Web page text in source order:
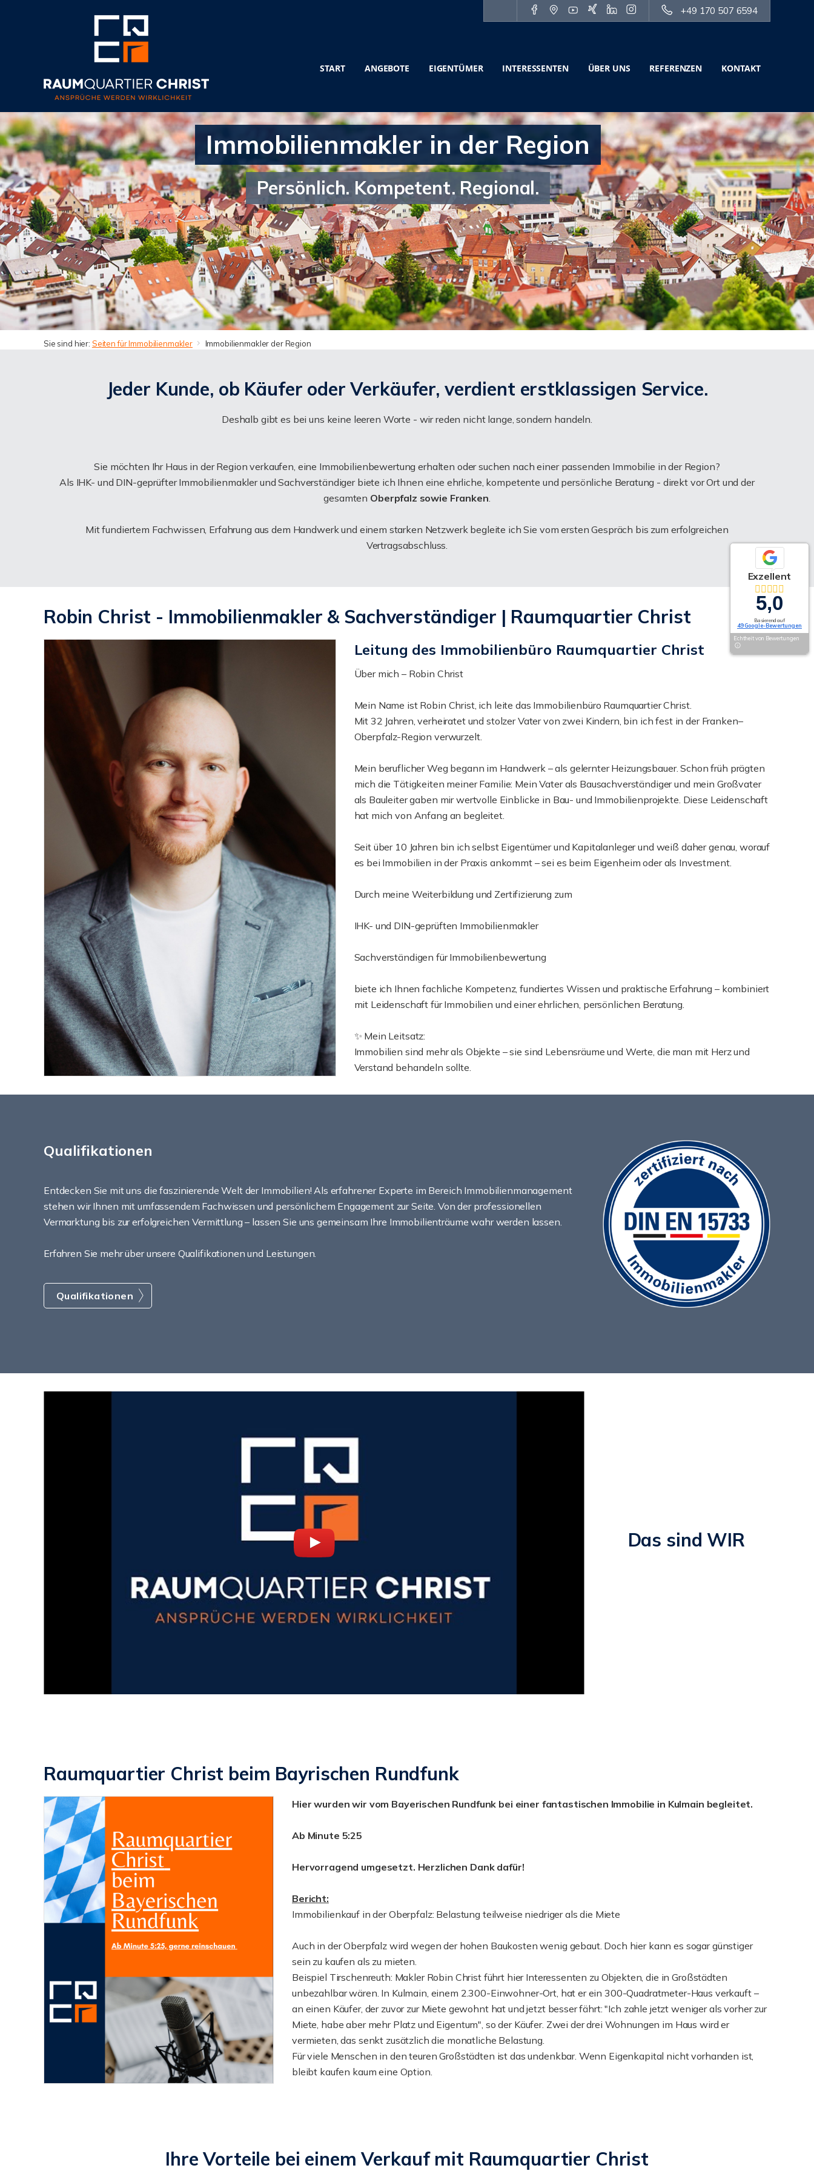
+49 170 507 6594
START ANGEBOTE EIGENTÜMER INTERESSENTEN ÜBER UNS REFERENZEN KONTAKT
Immobilienmakler in der Region
Persönlich. Kompetent. Regional.
Sie sind hier: Seiten für Immobilienmakler Immobilienmakler der Region
Jeder Kunde, ob Käufer oder Verkäufer, verdient erstklassigen Service.
Deshalb gibt es bei uns keine leeren Worte - wir reden nicht lange, sondern handeln.
Sie möchten Ihr Haus in der Region verkaufen, eine Immobilienbewertung erhalten oder suchen nach einer passenden Immobilie in der Region?
Als IHK- und DIN-geprüfter Immobilienmakler und Sachverständiger biete ich Ihnen eine ehrliche, kompetente und persönliche Beratung - direkt vor Ort und der
gesamten Oberpfalz sowie Franken.
Mit fundiertem Fachwissen, Erfahrung aus dem Handwerk und einem starken Netzwerk begleite ich Sie vom ersten Gespräch bis zum erfolgreichen
Vertragsabschluss.
Robin Christ - Immobilienmakler & Sachverständiger | Raumquartier Christ
Leitung des Immobilienbüro Raumquartier Christ
Über mich – Robin Christ
Mein Name ist Robin Christ, ich leite das Immobilienbüro Raumquartier Christ.
Mit 32 Jahren, verheiratet und stolzer Vater von zwei Kindern, bin ich fest in der Franken–
Oberpfalz-Region verwurzelt.
Mein beruflicher Weg begann im Handwerk – als gelernter Heizungsbauer. Schon früh prägten
mich die Tätigkeiten meiner Familie: Mein Vater als Bausachverständiger und mein Großvater
als Bauleiter gaben mir wertvolle Einblicke in Bau- und Immobilienprojekte. Diese Leidenschaft
hat mich von Anfang an begleitet.
Seit über 10 Jahren bin ich selbst Eigentümer und Kapitalanleger und weiß daher genau, worauf
es bei Immobilien in der Praxis ankommt – sei es beim Eigenheim oder als Investment.
Durch meine Weiterbildung und Zertifizierung zum
IHK- und DIN-geprüften Immobilienmakler
Sachverständigen für Immobilienbewertung
biete ich Ihnen fachliche Kompetenz, fundiertes Wissen und praktische Erfahrung – kombiniert
mit Leidenschaft für Immobilien und einer ehrlichen, persönlichen Beratung.
✨ Mein Leitsatz:
Immobilien sind mehr als Objekte – sie sind Lebensräume und Werte, die man mit Herz und
Verstand behandeln sollte.
Qualifikationen
Entdecken Sie mit uns die faszinierende Welt der Immobilien! Als erfahrener Experte im Bereich Immobilienmanagement
stehen wir Ihnen mit umfassendem Fachwissen und persönlichem Engagement zur Seite. Von der professionellen
Vermarktung bis zur erfolgreichen Vermittlung – lassen Sie uns gemeinsam Ihre Immobilienträume wahr werden lassen.
Erfahren Sie mehr über unsere Qualifikationen und Leistungen.
Qualifikationen
Das sind WIR
Raumquartier Christ beim Bayrischen Rundfunk
Hier wurden wir vom Bayerischen Rundfunk bei einer fantastischen Immobilie in Kulmain begleitet.
Ab Minute 5:25
Hervorragend umgesetzt. Herzlichen Dank dafür!
Bericht:
Immobilienkauf in der Oberpfalz: Belastung teilweise niedriger als die Miete
Auch in der Oberpfalz wird wegen der hohen Baukosten wenig gebaut. Doch hier kann es sogar günstiger
sein zu kaufen als zu mieten.
Beispiel Tirschenreuth: Makler Robin Christ führt hier Interessenten zu Objekten, die in Großstädten
unbezahlbar wären. In Kulmain, einem 2.300-Einwohner-Ort, hat er ein 300-Quadratmeter-Haus verkauft –
an einen Käufer, der zuvor zur Miete gewohnt hat und jetzt besser fährt: "Ich zahle jetzt weniger als vorher zur
Miete, habe aber mehr Platz und Eigentum", so der Käufer. Zwei der drei Wohnungen im Haus wird er
vermieten, das senkt zusätzlich die monatliche Belastung.
Für viele Menschen in den teuren Großstädten ist das undenkbar. Wenn Eigenkapital nicht vorhanden ist,
bleibt kaufen kaum eine Option.
Ihre Vorteile bei einem Verkauf mit Raumquartier Christ
Exzellent
5,0
Basierend auf
49 Google-Bewertungen
Echtheit von Bewertungen